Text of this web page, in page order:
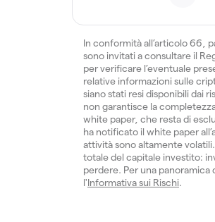
In conformità all’articolo 66,
sono invitati a consultare il
per verificare l’eventuale
relative informazioni sulle
siano stati resi disponibili dai
non garantisce la
white paper, che resta di
ha notificato il white paper
attività sono altamente
totale del capitale investito:
perdere. Per una
l'Informativa sui Rischi.